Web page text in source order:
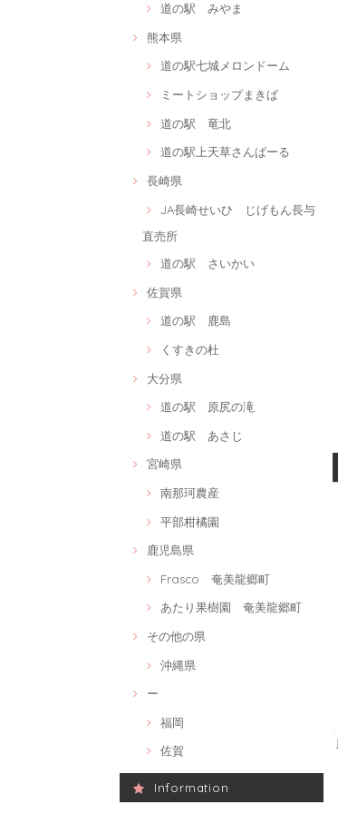
道の駅 みやま
熊本県
道の駅七城メロンドーム
ミートショップまきば
道の駅 竜北
道の駅上天草さんぱーる
長崎県
JA長崎せいひ じげもん長与
直売所
道の駅 さいかい
佐賀県
道の駅 鹿島
くすきの杜
大分県
道の駅 原尻の滝
道の駅 あさじ
宮崎県
南那珂農産
平部柑橘園
鹿児島県
Frasco 奄美龍郷町
あたり果樹園 奄美龍郷町
その他の県
沖縄県
ー
福岡
佐賀
Information